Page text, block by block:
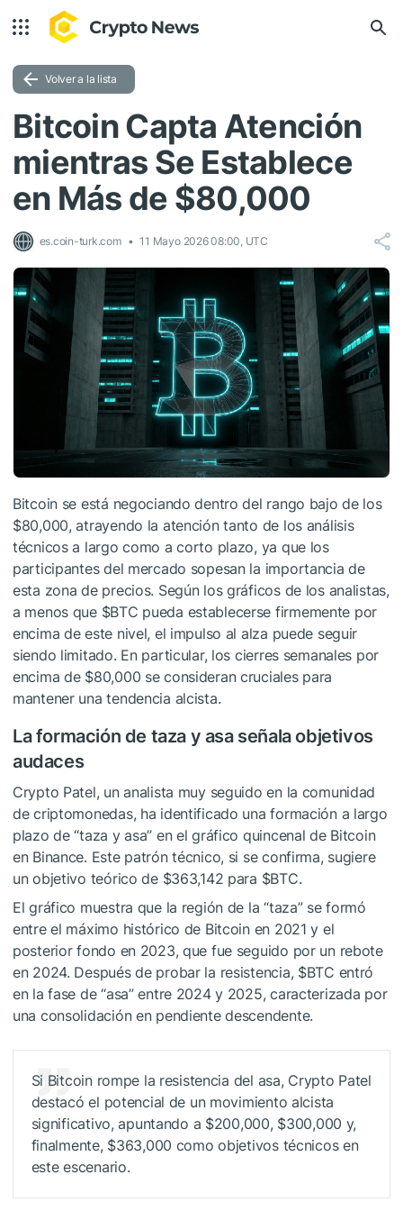
Volver a la lista
Bitcoin Capta Atención
mientras Se Establece
en Más de $80,000
es.coin-turk.com 11 Mayo 2026 08:00, UTC
Bitcoin se está negociando dentro del rango bajo de los
$80,000, atrayendo la atención tanto de los análisis
técnicos a largo como a corto plazo, ya que los
participantes del mercado sopesan la importancia de
esta zona de precios. Según los gráficos de los analistas,
a menos que $BTC pueda establecerse firmemente por
encima de este nivel, el impulso al alza puede seguir
siendo limitado. En particular, los cierres semanales por
encima de $80,000 se consideran cruciales para
mantener una tendencia alcista.
La formación de taza y asa señala objetivos
audaces
Crypto Patel, un analista muy seguido en la comunidad
de criptomonedas, ha identificado una formación a largo
plazo de “taza y asa” en el gráfico quincenal de Bitcoin
en Binance. Este patrón técnico, si se confirma, sugiere
un objetivo teórico de $363,142 para $BTC.
El gráfico muestra que la región de la “taza” se formó
entre el máximo histórico de Bitcoin en 2021 y el
posterior fondo en 2023, que fue seguido por un rebote
en 2024. Después de probar la resistencia, $BTC entró
en la fase de “asa” entre 2024 y 2025, caracterizada por
una consolidación en pendiente descendente.
Si Bitcoin rompe la resistencia del asa, Crypto Patel
destacó el potencial de un movimiento alcista
significativo, apuntando a $200,000, $300,000 y,
finalmente, $363,000 como objetivos técnicos en
este escenario.